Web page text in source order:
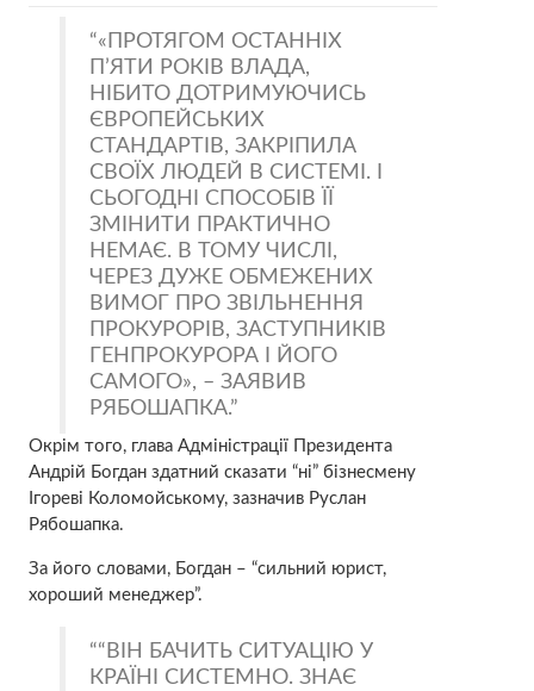
«ПРОТЯГОМ ОСТАННІХ
П’ЯТИ РОКІВ ВЛАДА,
НІБИТО ДОТРИМУЮЧИСЬ
ЄВРОПЕЙСЬКИХ
СТАНДАРТІВ, ЗАКРІПИЛА
СВОЇХ ЛЮДЕЙ В СИСТЕМІ. І
СЬОГОДНІ СПОСОБІВ ЇЇ
ЗМІНИТИ ПРАКТИЧНО
НЕМАЄ. В ТОМУ ЧИСЛІ,
ЧЕРЕЗ ДУЖЕ ОБМЕЖЕНИХ
ВИМОГ ПРО ЗВІЛЬНЕННЯ
ПРОКУРОРІВ, ЗАСТУПНИКІВ
ГЕНПРОКУРОРА І ЙОГО
САМОГО», – ЗАЯВИВ
РЯБОШАПКА.
Окрім того, глава Адміністрації Президента
Андрій Богдан здатний сказати “ні” бізнесмену
Ігореві Коломойському, зазначив Руслан
Рябошапка.
За його словами, Богдан – “сильний юрист,
хороший менеджер”.
“ВІН БАЧИТЬ СИТУАЦІЮ У
КРАЇНІ СИСТЕМНО. ЗНАЄ